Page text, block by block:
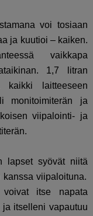
voi tosiaan
ja kuutioi – kaiken.
vaikkapa
1,7 litran
kaikki laitteeseen
monitoimiterän ja
viipalointi- ja
lapset syövät niitä
viipaloituna.
itse napata
itselleni vapautuu